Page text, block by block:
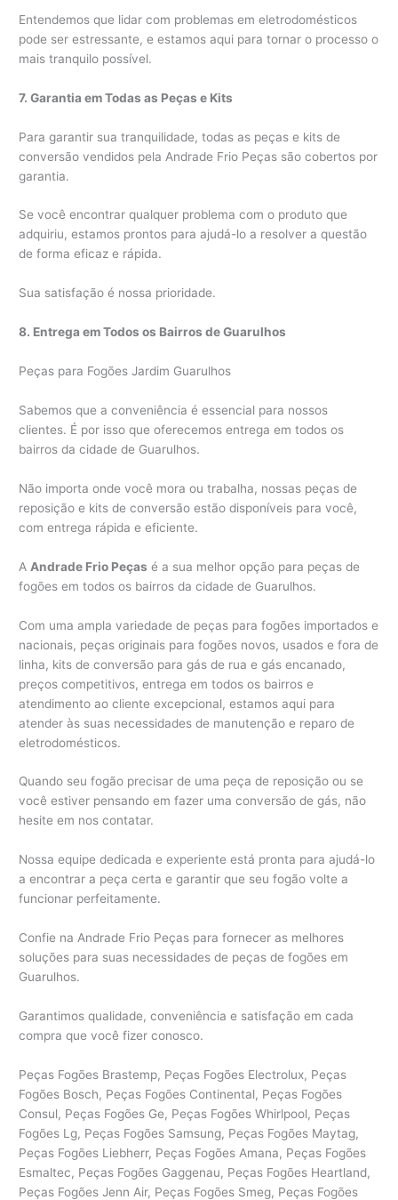
Entendemos que lidar com problemas em eletrodomésticos
pode ser estressante, e estamos aqui para tornar o processo o
mais tranquilo possível.
7. Garantia em Todas as Peças e Kits
Para garantir sua tranquilidade, todas as peças e kits de
conversão vendidos pela Andrade Frio Peças são cobertos por
garantia.
Se você encontrar qualquer problema com o produto que
adquiriu, estamos prontos para ajudá-lo a resolver a questão
de forma eficaz e rápida.
Sua satisfação é nossa prioridade.
8. Entrega em Todos os Bairros de Guarulhos
Peças para Fogões Jardim Guarulhos
Sabemos que a conveniência é essencial para nossos
clientes. É por isso que oferecemos entrega em todos os
bairros da cidade de Guarulhos.
Não importa onde você mora ou trabalha, nossas peças de
reposição e kits de conversão estão disponíveis para você,
com entrega rápida e eficiente.
A Andrade Frio Peças é a sua melhor opção para peças de
fogões em todos os bairros da cidade de Guarulhos.
Com uma ampla variedade de peças para fogões importados e
nacionais, peças originais para fogões novos, usados e fora de
linha, kits de conversão para gás de rua e gás encanado,
preços competitivos, entrega em todos os bairros e
atendimento ao cliente excepcional, estamos aqui para
atender às suas necessidades de manutenção e reparo de
eletrodomésticos.
Quando seu fogão precisar de uma peça de reposição ou se
você estiver pensando em fazer uma conversão de gás, não
hesite em nos contatar.
Nossa equipe dedicada e experiente está pronta para ajudá-lo
a encontrar a peça certa e garantir que seu fogão volte a
funcionar perfeitamente.
Confie na Andrade Frio Peças para fornecer as melhores
soluções para suas necessidades de peças de fogões em
Guarulhos.
Garantimos qualidade, conveniência e satisfação em cada
compra que você fizer conosco.
Peças Fogões Brastemp, Peças Fogões Electrolux, Peças
Fogões Bosch, Peças Fogões Continental, Peças Fogões
Consul, Peças Fogões Ge, Peças Fogões Whirlpool, Peças
Fogões Lg, Peças Fogões Samsung, Peças Fogões Maytag,
Peças Fogões Liebherr, Peças Fogões Amana, Peças Fogões
Esmaltec, Peças Fogões Gaggenau, Peças Fogões Heartland,
Peças Fogões Jenn Air, Peças Fogões Smeg, Peças Fogões